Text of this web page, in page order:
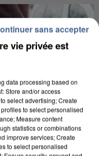
vie privée est
data processing based on
Store and/or access
select advertising; Create
to select personalised
Measure content
statistics or combinations
improve services; Create
to select personalised
sans accepter